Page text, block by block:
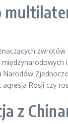
Narodów
Rosji czy
z